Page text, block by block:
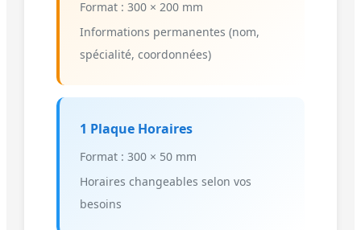
Format : 300 × 200 mm
Informations permanentes (nom,
spécialité, coordonnées)
1 Plaque Horaires
Format : 300 × 50 mm
Horaires changeables selon vos
besoins